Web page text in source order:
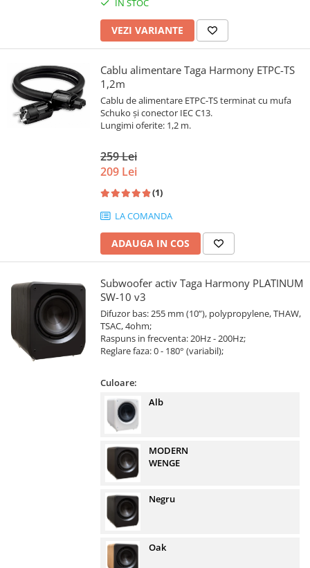
IN STOC
VEZI VARIANTE
Cablu alimentare Taga Harmony ETPC-TS
1,2m
Cablu de alimentare ETPC-TS terminat cu mufa
Schuko și conector IEC C13.
Lungimi oferite: 1,2 m.
259 Lei
209 Lei
(1)
LA COMANDA
ADAUGA IN COS
Subwoofer activ Taga Harmony PLATINUM
SW-10 v3
Difuzor bas: 255 mm (10”), polypropylene, THAW,
TSAC, 4ohm;
Raspuns in frecventa: 20Hz - 200Hz;
Reglare faza: 0 - 180° (variabil);
Culoare:
Alb
MODERN
WENGE
Negru
Oak